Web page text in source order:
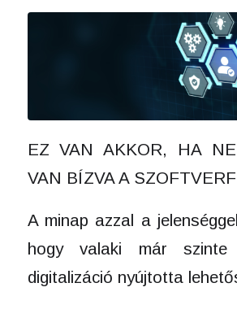
EZ VAN AKKOR, HA
VAN BÍZVA A
A minap azzal a
hogy valaki már szinte
digitalizáció nyújtotta